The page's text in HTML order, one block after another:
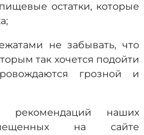
остатки, которые
не забывать, что
так хочется подойти
грозной и
рекомендаций наших
на сайте